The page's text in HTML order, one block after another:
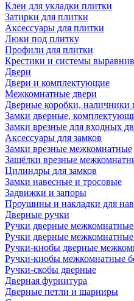
Клеи для укладки плитки
Затирки для плитки
Аксессуары для плитки
Люки под плитку
Профили для плитки
Крестики и системы
Двери
Двери и комплектующие
Межкомнатные двери
Дверные коробки, наличники
Замки дверные,
Замки врезные для входных
Аксессуары для замков
Замки врезные межкомнатные
Защёлки врезные
Цилиндры для замков
Замки навесные и тросовые
Задвижки и запоры
Проушины и накладки для
Дверные ручки
Ручки дверные
Ручки дверные межкомнатные
Ручки-кнобы дверные
Ручки-кнобы межкомнатные
Ручки-скобы дверные
Дверная фурнитура
Дверные петли и шарниры